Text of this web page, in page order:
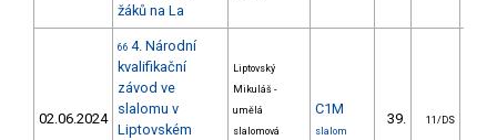
žáků na La
02.06.2024
66 4. Národní
kvalifikační
závod ve
slalomu v
Liptovském
Liptovský
Mikuláš -
umělá
slalomová
C1M
slalom
39. 11/DS